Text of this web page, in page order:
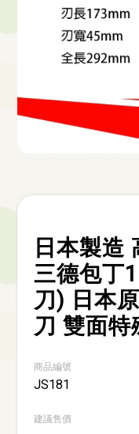
日本製造
三德包丁
刀) 日本
刀 雙面特
商品編號
JS181
建議售價